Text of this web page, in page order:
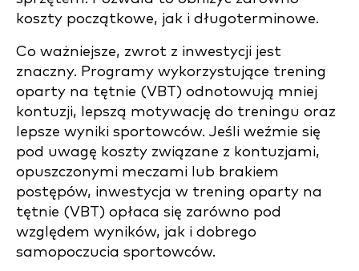
koszty początkowe, jak i długoterminowe.
Co ważniejsze, zwrot z inwestycji jest
znaczny. Programy wykorzystujące trening
oparty na tętnie (VBT) odnotowują mniej
kontuzji, lepszą motywację do treningu oraz
lepsze wyniki sportowców. Jeśli weźmie się
pod uwagę koszty związane z kontuzjami,
opuszczonymi meczami lub brakiem
postępów, inwestycja w trening oparty na
tętnie (VBT) opłaca się zarówno pod
względem wyników, jak i dobrego
samopoczucia sportowców.